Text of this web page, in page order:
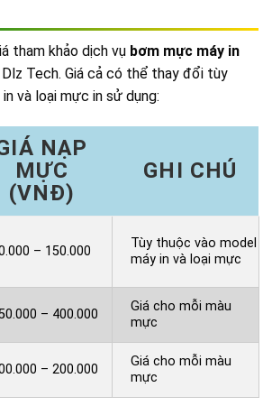
tham khảo dịch vụ bơm mực máy in
Tech. Giá cả có thể thay đổi tùy
và loại mực in sử dụng:
NẠP
MỰC
(VNĐ)
GHI CHÚ
– 150.000
Tùy thuộc vào model
máy in và loại mực
– 400.000
Giá cho mỗi màu
mực
– 200.000
Giá cho mỗi màu
mực